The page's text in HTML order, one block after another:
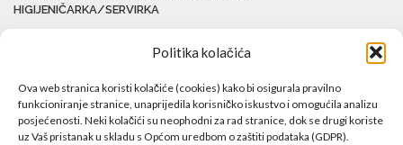
Politika kolačića
Ova web stranica koristi kolačiće (cookies) kako bi osigurala pravilno
funkcioniranje stranice, unaprijedila korisničko iskustvo i omogućila analizu
posjećenosti. Neki kolačići su neophodni za rad stranice, dok se drugi koriste
uz Vaš pristanak u skladu s Općom uredbom o zaštiti podataka (GDPR).
HIGIJENIČARKA/SERVIRKA